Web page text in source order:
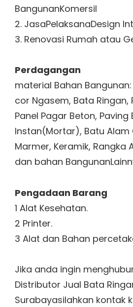
BangunanKomersil
2. JasaPelaksanaDesign
3. Renovasi Rumah atau
Perdagangan
material Bahan
cor Ngasem, Bata Ringan,
Panel Pagar Beton, Paving
Instan(Mortar), Batu Alam
Marmer, Keramik, Rangka
dan bahan
Pengadaan Barang
1 Alat Kesehatan.
2 Printer.
3 Alat dan Bahan
Jika anda ingin
Distributor Jual Bata
Surabayasilahkan kontak